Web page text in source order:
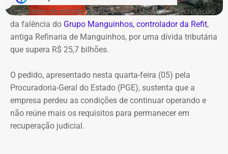
O governo do estado do Rio pediu à Justiça a decretação
da falência do Grupo Manguinhos, controlador da Refit,
antiga Refinaria de Manguinhos, por uma dívida tributária
que supera R$ 25,7 bilhões.
O pedido, apresentado nesta quarta-feira (05) pela
Procuradoria-Geral do Estado (PGE), sustenta que a
empresa perdeu as condições de continuar operando e
não reúne mais os requisitos para permanecer em
recuperação judicial.